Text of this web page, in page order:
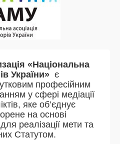
«Національна
України» є
професійним
у сфері медіації
яке об’єднує
на основі
реалізації мети та
Статутом.